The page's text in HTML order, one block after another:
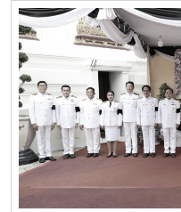
วิทยาศาสตร์ วิจัยและนวัตก
เซ็นทารา แกรนด์ แอท เซ็น
การประชุม Thai
นายดนุพร ปุณณกันต์ ผู้ช่วย
ทพญ.ศรีญาดา ปาลิมาพันธ์
ปทุมนากุล ปลัดกระทรวง
กระทรวง อว. นางศรินยา ส
คณะผู้บริหารหน่วยงานในกร
Chye, President,
Professor Yang Bin ,